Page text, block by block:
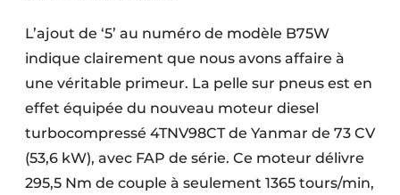
Façades
Géotextiles
Infrastructures souterraines et égouttage
Protection solaire
Rénovation
L’ajout de ‘5’ au numéro de modèle B75W
indique clairement que nous avons affaire à
une véritable primeur. La pelle sur pneus est en
effet équipée du nouveau moteur diesel
turbocompressé 4TNV98CT de Yanmar de 73 CV
(53,6 kW), avec FAP de série. Ce moteur délivre
295,5 Nm de couple à seulement 1365 tours/min,